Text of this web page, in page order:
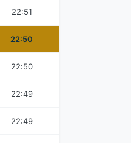
22:51
22:50
22:50
22:49
22:49